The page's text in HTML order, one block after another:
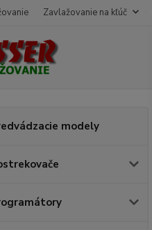
Zavlažovanie na kľúč
modely